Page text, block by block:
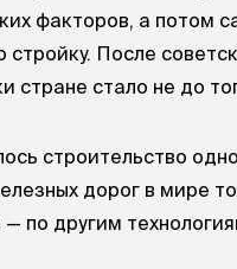
факторов, а потом
стройку. После
стране стало не до
строительство
дорог в мире
по другим